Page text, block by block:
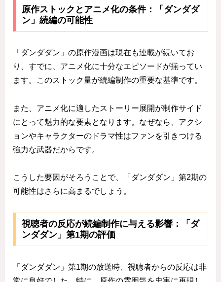
原作ストックとアニメ化の条件：「ダンダダ
ン」続編の可能性
「ダンダダン」の原作漫画は現在も連載が続いてお
り、すでに、アニメ化に十分なエピソードが揃ってい
ます。このストック量が続編制作の重要な基準です。
また、アニメ化に適したストーリー展開が制作サイド
にとって魅力的な要素となります。なぜなら、アクシ
ョンやキャラクターのドラマ性はファンを引きつける
強力な武器だからです。
こうした要因がそろうことで、「ダンダダン」第2期の
可能性はさらに高まるでしょう。
視聴者の反応が続編制作に与える影響：「ダ
ンダダン」第1期の評価
「ダンダダン」第1期の放送時、視聴者からの反応は非